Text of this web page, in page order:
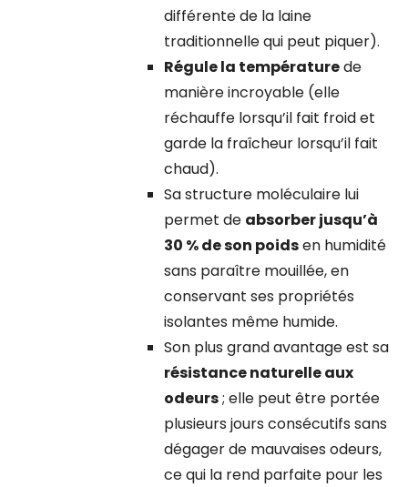
différente de la laine
traditionnelle qui peut piquer).
Régule la températurede
manière incroyable (elle
réchauffe lorsqu’il fait froid et
garde la fraîcheur lorsqu’il fait
chaud).
Sa structure moléculaire lui
permet de absorber jusqu’à
30 % de son poidsen humidité
sans paraître mouillée, en
conservant ses propriétés
isolantes même humide.
Son plus grand avantage est sa
résistance naturelle aux
odeurs; elle peut être portée
plusieurs jours consécutifs sans
dégager de mauvaises odeurs,
ce qui la rend parfaite pour les